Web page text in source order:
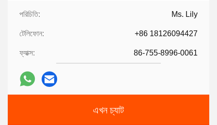
পরিচিতি: Ms. Lily
টেলিফোন: +86 18126094427
ফ্যাক্স: 86-755-8996-0061
এখন চ্যাট